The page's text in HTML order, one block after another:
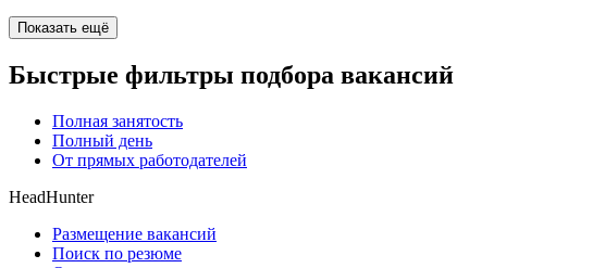
Показать ещё
Быстрые фильтры подбора вакансий
Полная занятость
Полный день
От прямых работодателей
HeadHunter
Размещение вакансий
Поиск по резюме